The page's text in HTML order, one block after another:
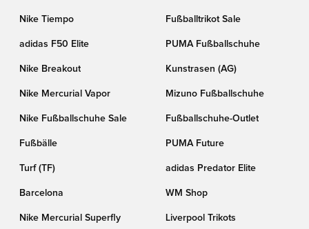
Nike Tiempo Fußballtrikot Sale
adidas F50 Elite PUMA Fußballschuhe
Nike Breakout Kunstrasen (AG)
Nike Mercurial Vapor Mizuno Fußballschuhe
Nike Fußballschuhe Sale Fußballschuhe-Outlet
Fußbälle PUMA Future
Turf (TF) adidas Predator Elite
Barcelona WM Shop
Nike Mercurial Superfly Liverpool Trikots